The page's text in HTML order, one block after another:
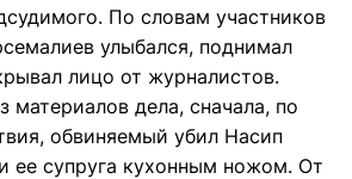
По словам участников
улыбался, поднимал
лицо от журналистов.
материалов дела, сначала, по
обвиняемый убил Насип
ее супруга кухонным ножом. От